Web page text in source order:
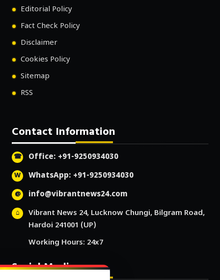
Editorial Policy
Fact Check Policy
Disclaimer
Cookies Policy
Sitemap
RSS
Contact Information
Office: +91-9250934030
WhatsApp: +91-9250934030
info@vibrantnews24.com
Vibrant News 24, Lucknow Chungi, Bilgram Road,
Hardoi 241001 (UP)
Working Hours: 24x7
Social Media